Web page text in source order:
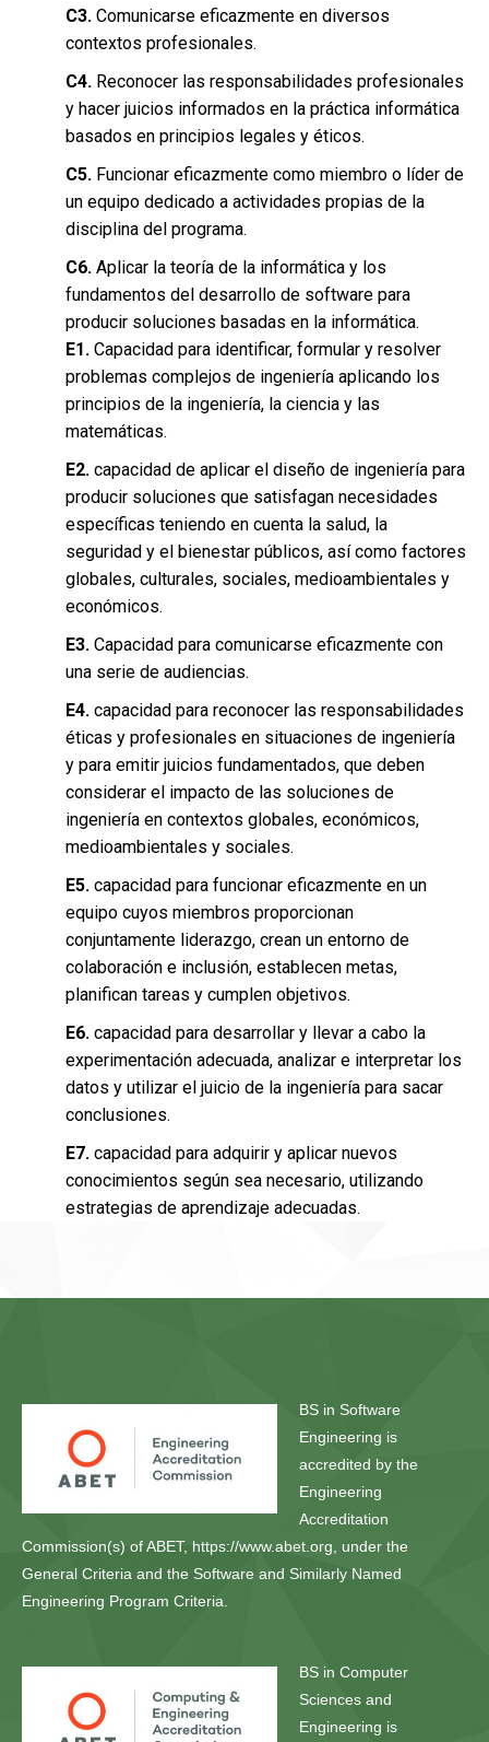
C3. Comunicarse eficazmente en diversos
contextos profesionales.
C4. Reconocer las responsabilidades profesionales
y hacer juicios informados en la práctica informática
basados en principios legales y éticos.
C5. Funcionar eficazmente como miembro o líder de
un equipo dedicado a actividades propias de la
disciplina del programa.
C6. Aplicar la teoría de la informática y los
fundamentos del desarrollo de software para
producir soluciones basadas en la informática.
E1. Capacidad para identificar, formular y resolver
problemas complejos de ingeniería aplicando los
principios de la ingeniería, la ciencia y las
matemáticas.
E2. capacidad de aplicar el diseño de ingeniería para
producir soluciones que satisfagan necesidades
específicas teniendo en cuenta la salud, la
seguridad y el bienestar públicos, así como factores
globales, culturales, sociales, medioambientales y
económicos.
E3. Capacidad para comunicarse eficazmente con
una serie de audiencias.
E4. capacidad para reconocer las responsabilidades
éticas y profesionales en situaciones de ingeniería
y para emitir juicios fundamentados, que deben
considerar el impacto de las soluciones de
ingeniería en contextos globales, económicos,
medioambientales y sociales.
E5. capacidad para funcionar eficazmente en un
equipo cuyos miembros proporcionan
conjuntamente liderazgo, crean un entorno de
colaboración e inclusión, establecen metas,
planifican tareas y cumplen objetivos.
E6. capacidad para desarrollar y llevar a cabo la
experimentación adecuada, analizar e interpretar los
datos y utilizar el juicio de la ingeniería para sacar
conclusiones.
E7. capacidad para adquirir y aplicar nuevos
conocimientos según sea necesario, utilizando
estrategias de aprendizaje adecuadas.
BS in Software
Engineering is
accredited by the
Engineering
Accreditation
Commission(s) of ABET, https://www.abet.org, under the
General Criteria and the Software and Similarly Named
Engineering Program Criteria.
BS in Computer
Sciences and
Engineering is